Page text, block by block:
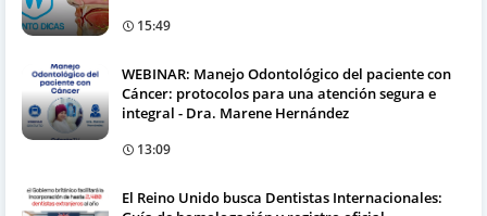
15:49
WEBINAR: Manejo Odontológico del paciente con
Cáncer: protocolos para una atención segura e
integral - Dra. Marene Hernández
13:09
El Reino Unido busca Dentistas Internacionales: